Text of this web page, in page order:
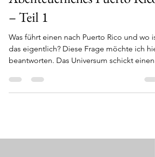
Abenteuerliches Puerto Rico
– Teil 1
Was führt einen nach Puerto Rico und wo ist
beantworten. Das Universum schickt einen
manchmal...